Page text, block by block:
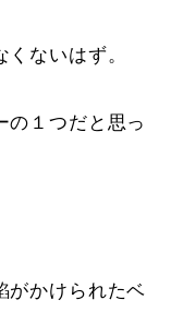
ないはず。
の１つだと思っ
がかけられたベ